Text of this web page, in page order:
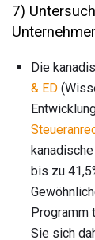
7)
Die
& ED
bis zu
Programm
Sie sich